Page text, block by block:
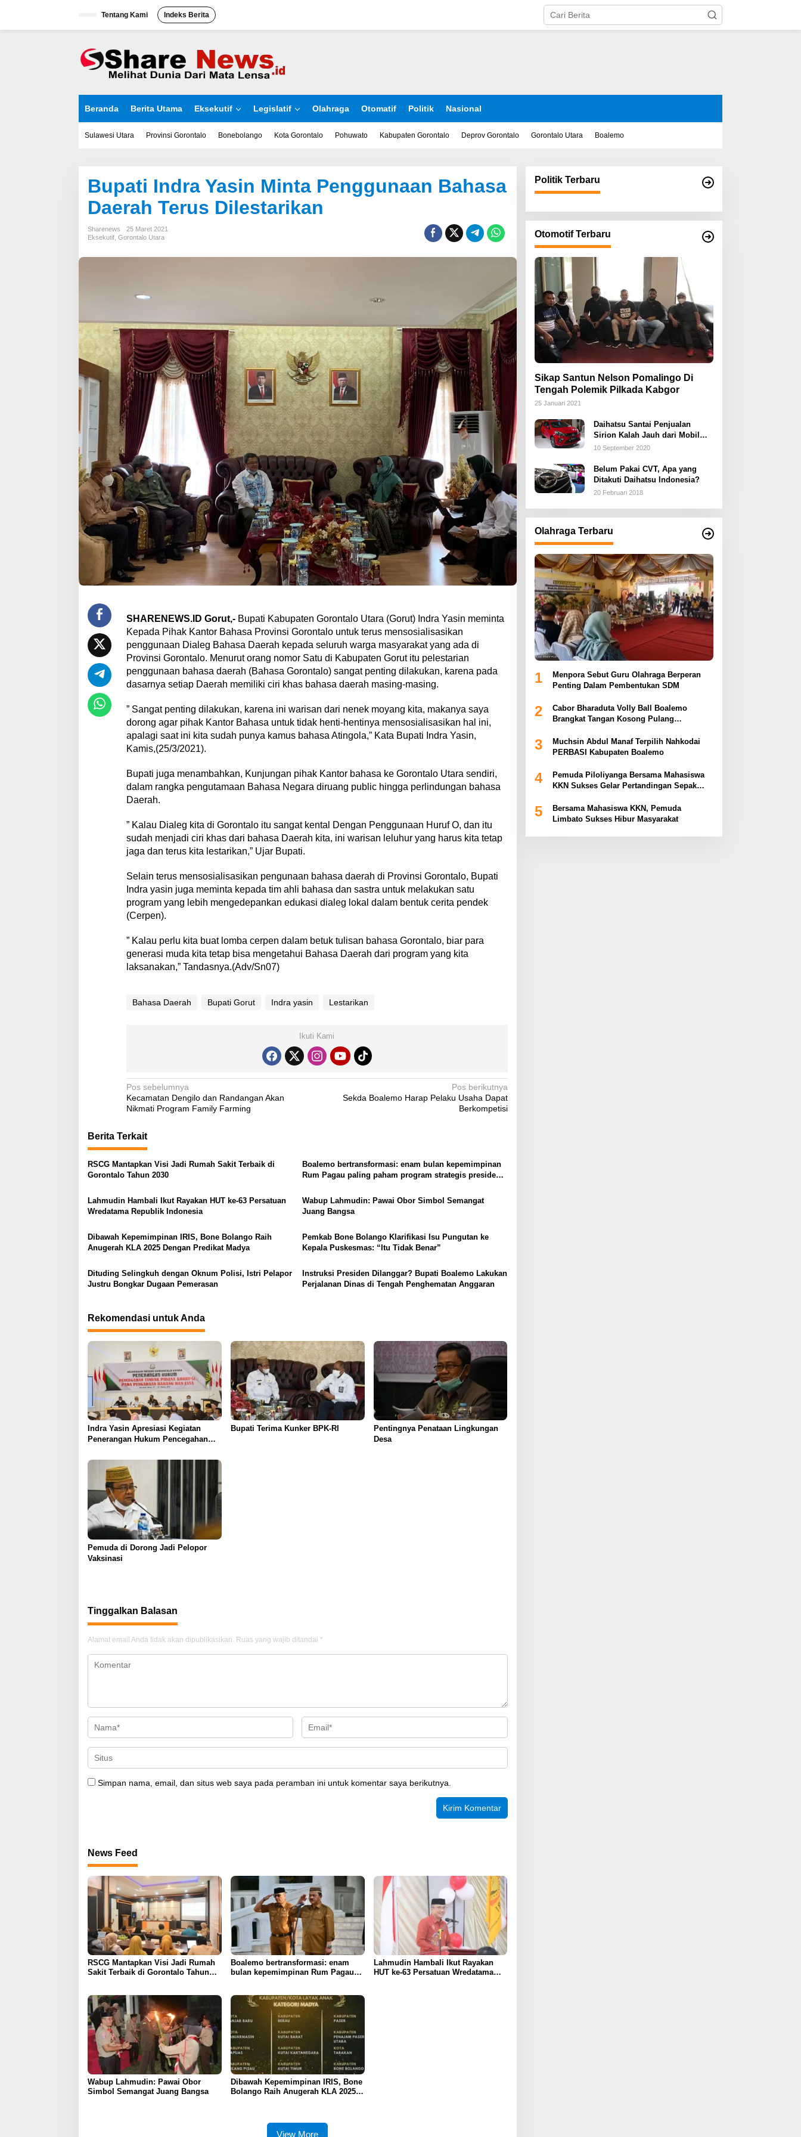
Tentang Kami Indeks Berita
Beranda Berita Utama Eksekutif Legislatif Olahraga Otomatif Politik Nasional
Sulawesi Utara Provinsi Gorontalo Bonebolango Kota Gorontalo Pohuwato Kabupaten Gorontalo Deprov Gorontalo Gorontalo Utara Boalemo
Bupati Indra Yasin Minta Penggunaan Bahasa
Daerah Terus Dilestarikan
Sharenews
25 Maret 2021
Eksekutif Gorontalo Utara
SHARENEWS.ID Gorut,-Bupati Kabupaten Gorontalo Utara (Gorut) Indra Yasin meminta
Kepada Pihak Kantor Bahasa Provinsi Gorontalo untuk terus mensosialisasikan
penggunaan Dialeg Bahasa Daerah kepada seluruh warga masyarakat yang ada di
Provinsi Gorontalo. Menurut orang nomor Satu di Kabupaten Gorut itu pelestarian
penggunaan bahasa daerah (Bahasa Gorontalo) sangat penting dilakukan, karena pada
dasarnya setiap Daerah memiliki ciri khas bahasa daerah masing-masing.
” Sangat penting dilakukan, karena ini warisan dari nenek moyang kita, makanya saya
dorong agar pihak Kantor Bahasa untuk tidak henti-hentinya mensosialisasikan hal ini,
apalagi saat ini kita sudah punya kamus bahasa Atingola,” Kata Bupati Indra Yasin,
Kamis,(25/3/2021).
Bupati juga menambahkan, Kunjungan pihak Kantor bahasa ke Gorontalo Utara sendiri,
dalam rangka pengutamaan Bahasa Negara diruang public hingga perlindungan bahasa
Daerah.
” Kalau Dialeg kita di Gorontalo itu sangat kental Dengan Penggunaan Huruf O, dan itu
sudah menjadi ciri khas dari bahasa Daerah kita, ini warisan leluhur yang harus kita tetap
jaga dan terus kita lestarikan,” Ujar Bupati.
Selain terus mensosialisasikan pengunaan bahasa daerah di Provinsi Gorontalo, Bupati
Indra yasin juga meminta kepada tim ahli bahasa dan sastra untuk melakukan satu
program yang lebih mengedepankan edukasi dialeg lokal dalam bentuk cerita pendek
(Cerpen).
” Kalau perlu kita buat lomba cerpen dalam betuk tulisan bahasa Gorontalo, biar para
generasi muda kita tetap bisa mengetahui Bahasa Daerah dari program yang kita
laksanakan,” Tandasnya.(Adv/Sn07)
Bahasa Daerah Bupati Gorut Indra yasin Lestarikan
Ikuti Kami
N
a
i
a
i
o
Pos sebelumnya
Kecamatan Dengilo dan Randangan Akan
Nikmati Program Family Farming
Pos berikutnya
Sekda Boalemo Harap Pelaku Usaha Dapat
Berkompetisi
Berita Terkait
RSCG Mantapkan Visi Jadi Rumah Sakit Terbaik di
Gorontalo Tahun 2030
Boalemo bertransformasi: enam bulan kepemimpinan
Rum Pagau paling paham program strategis presiden
Lahmudin Hambali Ikut Rayakan HUT ke-63 Persatuan
Wredatama Republik Indonesia
Wabup Lahmudin: Pawai Obor Simbol Semangat
Juang Bangsa
Dibawah Kepemimpinan IRIS, Bone Bolango Raih
Anugerah KLA 2025 Dengan Predikat Madya
Pemkab Bone Bolango Klarifikasi Isu Pungutan ke
Kepala Puskesmas: “Itu Tidak Benar”
Dituding Selingkuh dengan Oknum Polisi, Istri Pelapor
Justru Bongkar Dugaan Pemerasan
Instruksi Presiden Dilanggar? Bupati Boalemo Lakukan
Perjalanan Dinas di Tengah Penghematan Anggaran
Rekomendasi untuk Anda
Indra Yasin Apresiasi Kegiatan
Penerangan Hukum Pencegahan
Jasa
Bupati Terima Kunker BPK-RI
Pentingnya Penataan Lingkungan
Desa
Pemuda di Dorong Jadi Pelopor
Vaksinasi
Tinggalkan Balasan
Alamat email Anda tidak akan dipublikasikan. Ruas yang wajib ditandai *
Simpan nama, email, dan situs web saya pada peramban ini untuk komentar saya berikutnya.
News Feed
RSCG Mantapkan Visi Jadi Rumah
Sakit Terbaik di Gorontalo Tahun
Boalemo bertransformasi: enam
bulan kepemimpinan Rum Pagau
Lahmudin Hambali Ikut Rayakan
HUT ke-63 Persatuan Wredatama
Wabup Lahmudin: Pawai Obor
Simbol Semangat Juang Bangsa
Dibawah Kepemimpinan IRIS, Bone
Bolango Raih Anugerah KLA 2025
View More
Politik Terbaru
Otomotif Terbaru
Sikap Santun Nelson Pomalingo Di
Tengah Polemik Pilkada Kabgor
25 Januari 2021
Daihatsu Santai Penjualan
Sirion Kalah Jauh dari Mobil
LCGC
10 September 2020
Belum Pakai CVT, Apa yang
Ditakuti Daihatsu Indonesia?
20 Februari 2018
Olahraga Terbaru
1
Menpora Sebut Guru Olahraga Berperan
Penting Dalam Pembentukan SDM
2
Cabor Bharaduta Volly Ball Boalemo
Brangkat Tangan Kosong Pulang
3
Muchsin Abdul Manaf Terpilih Nahkodai
PERBASI Kabupaten Boalemo
4
Pemuda Piloliyanga Bersama Mahasiswa
KKN Sukses Gelar Pertandingan Sepak
5
Bersama Mahasiswa KKN, Pemuda
Limbato Sukses Hibur Masyarakat